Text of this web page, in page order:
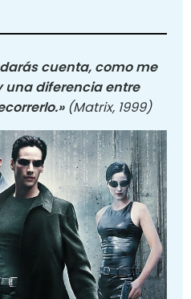
cuenta, como me
una diferencia entre
(Matrix, 1999)